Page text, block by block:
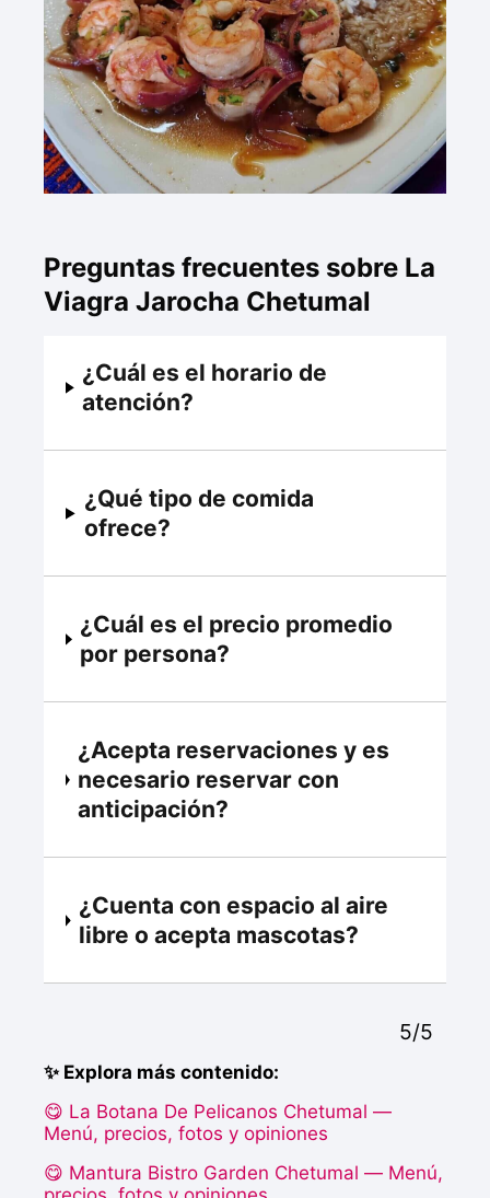
Preguntas frecuentes sobre La
Viagra Jarocha Chetumal
¿Cuál es el horario de
atención?
¿Qué tipo de comida
ofrece?
¿Cuál es el precio promedio
por persona?
¿Acepta reservaciones y es
necesario reservar con
anticipación?
¿Cuenta con espacio al aire
libre o acepta mascotas?
5/5
✨ Explora más contenido:
😋 La Botana De Pelicanos Chetumal —
Menú, precios, fotos y opiniones
😋 Mantura Bistro Garden Chetumal — Menú,